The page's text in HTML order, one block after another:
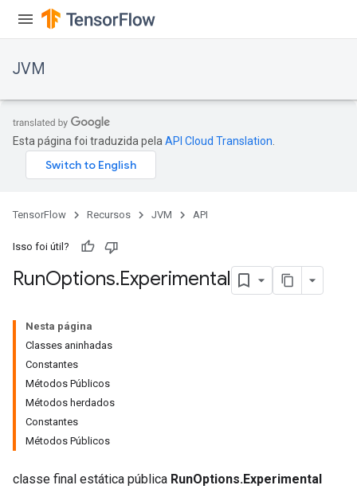
JVM
Esta página foi traduzida pela API Cloud Translation
TensorFlow Recursos JVM API
Isso foi útil?
RunOptions.Experimental
Nesta página
Classes aninhadas
Constantes
Métodos Públicos
Métodos herdados
Constantes
Métodos Públicos
classe final estática pública RunOptions.Experimental